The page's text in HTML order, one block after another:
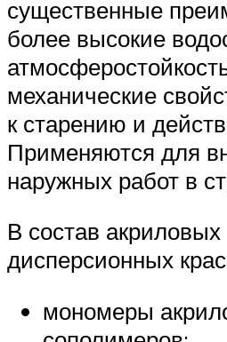
существенные
более высокие
механические
к старению и
Применяются для
наружных работ в
В состав
дисперсионных
мономеры